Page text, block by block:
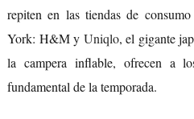
repiten en las tiendas de
York: H&M y Uniqlo, el gigante
la campera inflable, ofrecen a
fundamental de la temporada.